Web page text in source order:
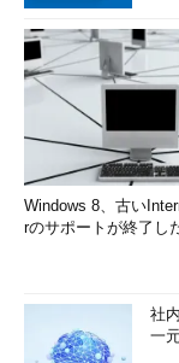
Windows 8、古い
rのサポートが終了し
社
一